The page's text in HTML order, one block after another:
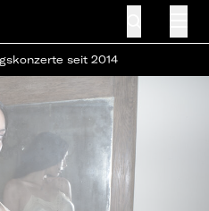
seit 2014